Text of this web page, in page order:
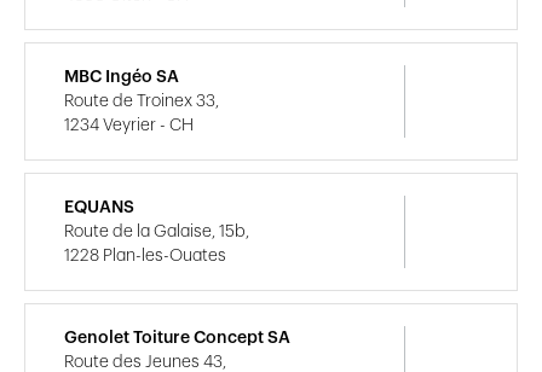
MBC Ingéo SA
Route de Troinex 33,
1234 Veyrier - CH
EQUANS
Route de la Galaise, 15b,
1228 Plan-les-Ouates
Genolet Toiture Concept SA
Route des Jeunes 43,